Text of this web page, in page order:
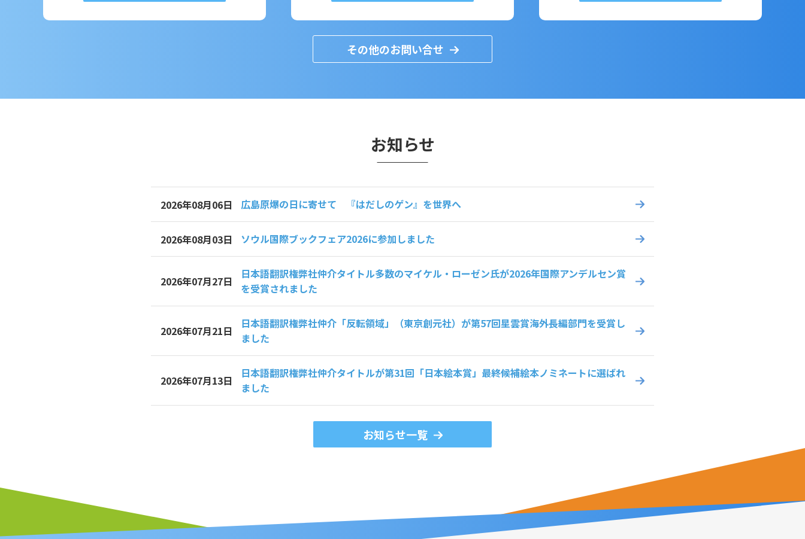
その他のお問い合せ
お知らせ
2026年08月06日 広島原爆の日に寄せて 『はだしのゲン』を世界へ
2026年08月03日 ソウル国際ブックフェア2026に参加しました
2026年07月27日
日本語翻訳権弊社仲介タイトル多数のマイケル・ローゼン氏が2026年国際アンデルセン賞
を受賞されました
2026年07月21日
日本語翻訳権弊社仲介「反転領域」（東京創元社）が第57回星雲賞海外長編部門を受賞し
ました
2026年07月13日
日本語翻訳権弊社仲介タイトルが第31回「日本絵本賞」最終候補絵本ノミネートに選ばれ
ました
お知らせ一覧